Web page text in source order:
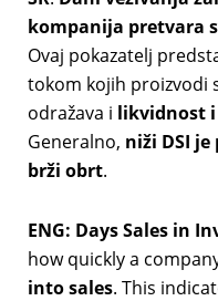
kompanija pretvara
Ovaj pokazatelj
tokom kojih proizvodi
odražava i likvidnost
Generalno, niži DSI
brži obrt.
ENG: Days Sales in
how quickly a
into sales. This